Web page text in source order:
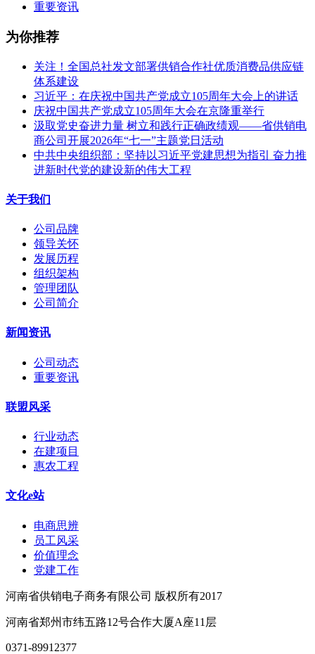
重要资讯
为你推荐
关注！全国总社发文部署供销合作社优质消费品供应链
体系建设
习近平：在庆祝中国共产党成立105周年大会上的讲话
庆祝中国共产党成立105周年大会在京隆重举行
汲取党史奋进力量 树立和践行正确政绩观——省供销电
商公司开展2026年“七一”主题党日活动
中共中央组织部：坚持以习近平党建思想为指引 奋力推
进新时代党的建设新的伟大工程
关于我们
公司品牌
领导关怀
发展历程
组织架构
管理团队
公司简介
新闻资讯
公司动态
重要资讯
联盟风采
行业动态
在建项目
惠农工程
文化e站
电商思辨
员工风采
价值理念
党建工作
河南省供销电子商务有限公司 版权所有2017
河南省郑州市纬五路12号合作大厦A座11层
0371-89912377